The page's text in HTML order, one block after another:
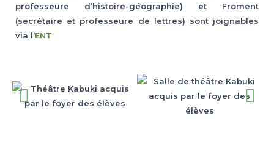
professeure d’histoire-géographie) et Froment
(secrétaire et professeure de lettres) sont joignables
via l’ENT